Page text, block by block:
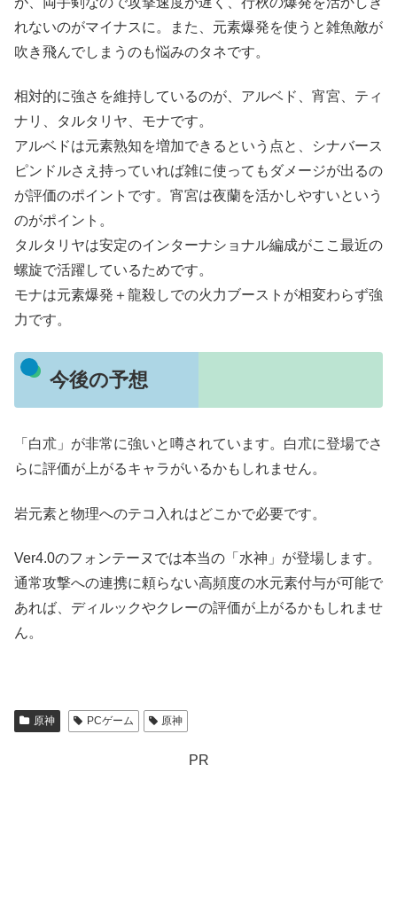
れないのがマイナスに。また、元素爆発を使うと雑魚敵が
吹き飛んでしまうのも悩みのタネです。
相対的に強さを維持しているのが、アルベド、宵宮、ティ
ナリ、タルタリヤ、モナです。
アルベドは元素熟知を増加できるという点と、シナバース
ピンドルさえ持っていれば雑に使ってもダメージが出るの
が評価のポイントです。宵宮は夜蘭を活かしやすいという
のがポイント。
タルタリヤは安定のインターナショナル編成がここ最近の
螺旋で活躍しているためです。
モナは元素爆発＋龍殺しでの火力ブーストが相変わらず強
力です。
今後の予想
「白朮」が非常に強いと噂されています。白朮に登場でさ
らに評価が上がるキャラがいるかもしれません。
岩元素と物理へのテコ入れはどこかで必要です。
Ver4.0のフォンテーヌでは本当の「水神」が登場します。
通常攻撃への連携に頼らない高頻度の水元素付与が可能で
あれば、ディルックやクレーの評価が上がるかもしれませ
ん。
原神 PCゲーム 原神
PR